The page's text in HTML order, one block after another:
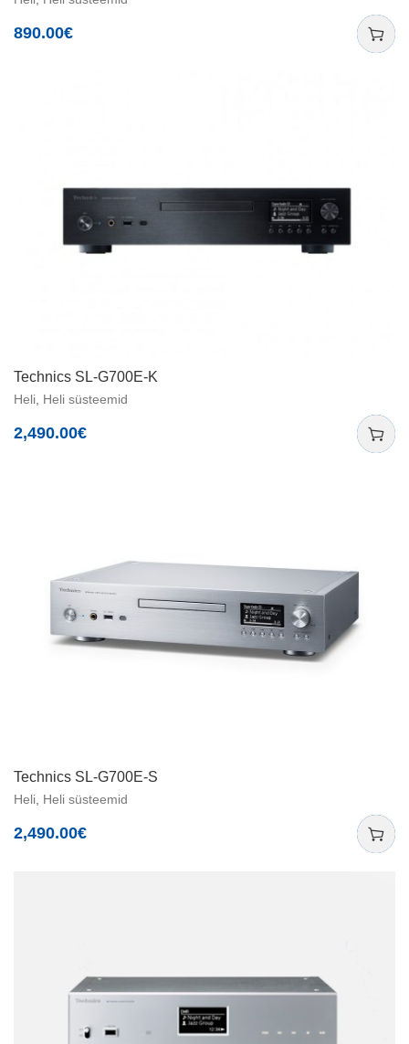
890.00€
Technics SL-G700E-K
Heli, Heli süsteemid
2,490.00€
Technics SL-G700E-S
Heli, Heli süsteemid
2,490.00€